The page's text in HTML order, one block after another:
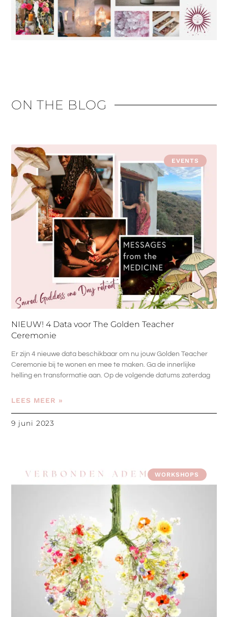
ON THE BLOG
EVENTS
NIEUW! 4 Data voor The Golden Teacher
Ceremonie
Er zijn 4 nieuwe data beschikbaar om nu jouw Golden Teacher
Ceremonie bij te wonen en mee te maken. Ga de innerlijke
helling en transformatie aan. Op de volgende datums zaterdag
LEES MEER »
9 juni 2023
WORKSHOPS